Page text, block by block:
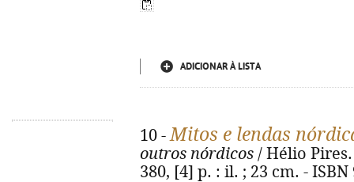
ADICIONAR À LISTA
10 -Mitos e lendas
outros nórdicos / Hélio
380, [4] p. : il. ; 23 cm. - ISBN